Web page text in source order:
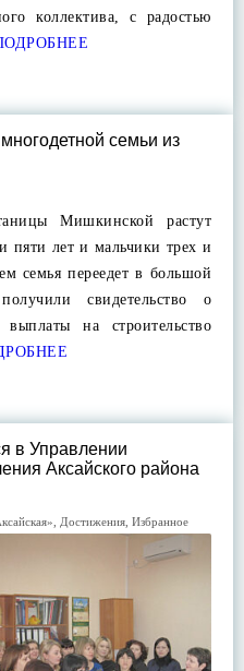
коллектива, с радостью
семьи из
Мишкинской растут
пяти лет и мальчики трех и
семья переедет в большой
свидетельство о
выплаты на строительство
в Управлении
Аксайского района
Достижения Избранное